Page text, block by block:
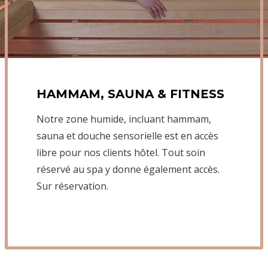
HAMMAM, SAUNA & FITNESS
Notre zone humide, incluant hammam,
sauna et douche sensorielle est en accès
libre pour nos clients hôtel. Tout soin
réservé au spa y donne également accès.
Sur réservation.